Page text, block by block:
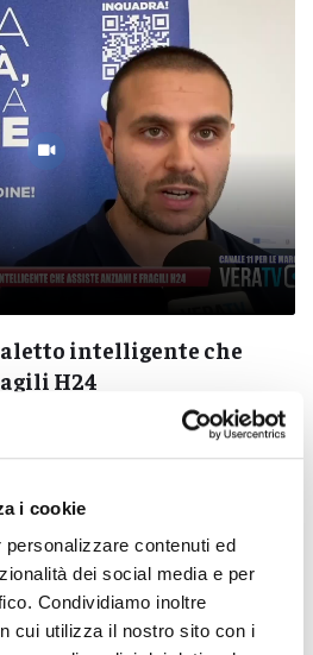
i cookie
contenuti ed
dei social media e per
Condividiamo inoltre
cui utilizza il nostro sito con i
intelligente che
H24
Pubblicità